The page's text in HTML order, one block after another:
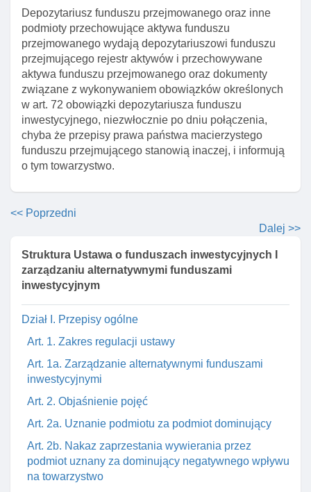
Depozytariusz funduszu przejmowanego oraz inne
podmioty przechowujące aktywa funduszu
przejmowanego wydają depozytariuszowi funduszu
przejmującego rejestr aktywów i przechowywane
aktywa funduszu przejmowanego oraz dokumenty
związane z wykonywaniem obowiązków określonych
w art. 72 obowiązki depozytariusza funduszu
inwestycyjnego, niezwłocznie po dniu połączenia,
chyba że przepisy prawa państwa macierzystego
funduszu przejmującego stanowią inaczej, i informują
o tym towarzystwo.
<< Poprzedni
Dalej >>
Struktura Ustawa o funduszach inwestycyjnych I
zarządzaniu alternatywnymi funduszami
inwestycyjnym
Dział I. Przepisy ogólne
Art. 1. Zakres regulacji ustawy
Art. 1a. Zarządzanie alternatywnymi funduszami
inwestycyjnymi
Art. 2. Objaśnienie pojęć
Art. 2a. Uznanie podmiotu za podmiot dominujący
Art. 2b. Nakaz zaprzestania wywierania przez
podmiot uznany za dominujący negatywnego wpływu
na towarzystwo